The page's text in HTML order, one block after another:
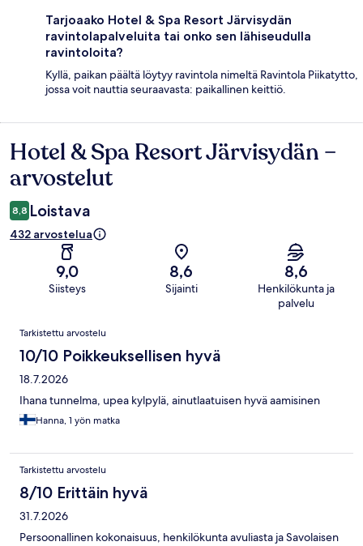
Tarjoaako Hotel & Spa Resort Järvisydän
ravintolapalveluita tai onko sen lähiseudulla
ravintoloita?
Kyllä, paikan päältä löytyy ravintola nimeltä Ravintola Piikatytto,
jossa voit nauttia seuraavasta: paikallinen keittiö.
Arvostelut
Hotel & Spa Resort Järvisydän –
arvostelut
8,8 Loistava
432 arvostelua
9,0
Siisteys
8,6
Sijainti
8,6
Henkilökunta ja
palvelu
Arvostelut
Tarkistettu arvostelu
10/10 Poikkeuksellisen hyvä
18.7.2026
Ihana tunnelma, upea kylpylä, ainutlaatuisen hyvä aamisinen
Hanna, 1 yön matka
Tarkistettu arvostelu
8/10 Erittäin hyvä
31.7.2026
Persoonallinen kokonaisuus, henkilökunta avuliasta ja Savolaisen